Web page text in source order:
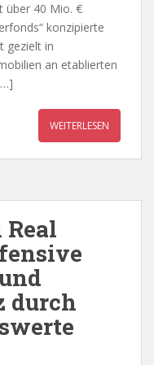
über 40 Mio. €
konzipierte
gezielt in
an etablierten
WEITERLESEN
Real
durch